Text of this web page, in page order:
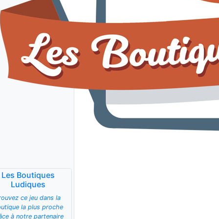
Les Boutiques
Ludiques
ce jeu dans la
la plus proche
à notre partenaire